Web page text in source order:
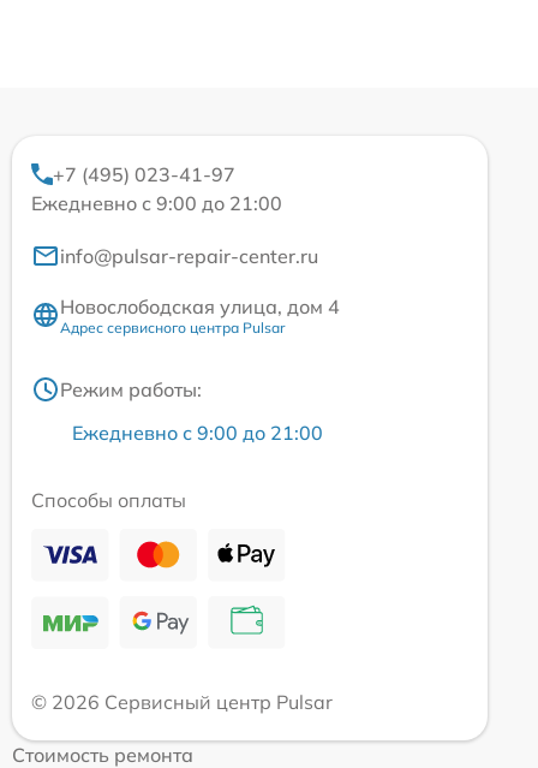
+7 (495) 023-41-97
Ежедневно с 9:00 до 21:00
info@pulsar-repair-center.ru
Новослободская улица, дом 4
Адрес сервисного центра Pulsar
Режим работы:
Ежедневно с 9:00 до 21:00
Способы оплаты
© 2026 Сервисный центр Pulsar
Стоимость ремонта